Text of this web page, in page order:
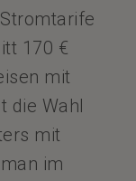
170 €
mit
die Wahl
mit
im